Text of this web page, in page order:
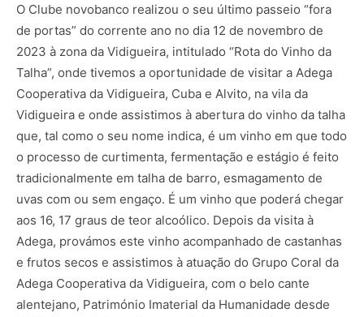
O Clube novobanco realizou o seu último passeio “fora
de portas” do corrente ano no dia 12 de novembro de
2023 à zona da Vidigueira, intitulado “Rota do Vinho da
Talha”, onde tivemos a oportunidade de visitar a Adega
Cooperativa da Vidigueira, Cuba e Alvito, na vila da
Vidigueira e onde assistimos à abertura do vinho da talha
que, tal como o seu nome indica, é um vinho em que todo
o processo de curtimenta, fermentação e estágio é feito
tradicionalmente em talha de barro, esmagamento de
uvas com ou sem engaço. É um vinho que poderá chegar
aos 16, 17 graus de teor alcoólico. Depois da visita à
Adega, provámos este vinho acompanhado de castanhas
e frutos secos e assistimos à atuação do Grupo Coral da
Adega Cooperativa da Vidigueira, com o belo cante
alentejano, Património Imaterial da Humanidade desde